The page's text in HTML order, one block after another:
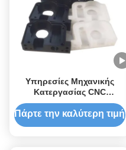
Υπηρεσίες Μηχανικής
Κατεργασίας CNC
Ακριβείας Ανοχή 0.01-
0.005mm Και Διαδικασία
Πάρτε την καλύτερη τιμή